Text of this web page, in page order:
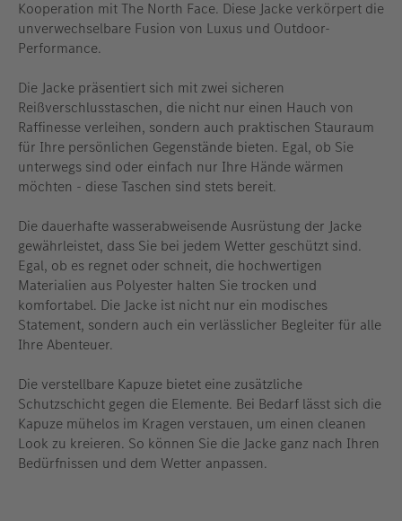
Kooperation mit The North Face. Diese Jacke verkörpert die
unverwechselbare Fusion von Luxus und Outdoor-
Performance.
Die Jacke präsentiert sich mit zwei sicheren
Reißverschlusstaschen, die nicht nur einen Hauch von
Raffinesse verleihen, sondern auch praktischen Stauraum
für Ihre persönlichen Gegenstände bieten. Egal, ob Sie
unterwegs sind oder einfach nur Ihre Hände wärmen
möchten - diese Taschen sind stets bereit.
Die dauerhafte wasserabweisende Ausrüstung der Jacke
gewährleistet, dass Sie bei jedem Wetter geschützt sind.
Egal, ob es regnet oder schneit, die hochwertigen
Materialien aus Polyester halten Sie trocken und
komfortabel. Die Jacke ist nicht nur ein modisches
Statement, sondern auch ein verlässlicher Begleiter für alle
Ihre Abenteuer.
Die verstellbare Kapuze bietet eine zusätzliche
Schutzschicht gegen die Elemente. Bei Bedarf lässt sich die
Kapuze mühelos im Kragen verstauen, um einen cleanen
Look zu kreieren. So können Sie die Jacke ganz nach Ihren
Bedürfnissen und dem Wetter anpassen.